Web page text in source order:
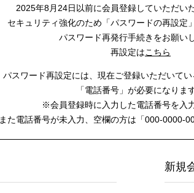
2025年8月24日以前に会員登録していただい
セキュリティ強化のため「パスワードの再設定
パスワード再発行手続きをお願い
再設定はこちら
パスワード再設定には、 現在ご登録いただいてい
「電話番号」が必要になります
※会員登録時に入力した電話番号を入
また電話番号が未入力、空欄の方は 「000-0000-
新規